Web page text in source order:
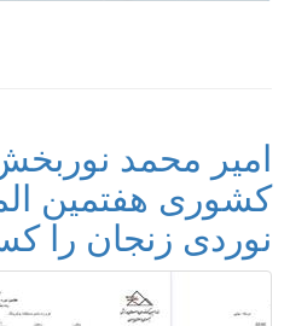
امیر محمد
کشوری هفتمین
نوردی زنجان را